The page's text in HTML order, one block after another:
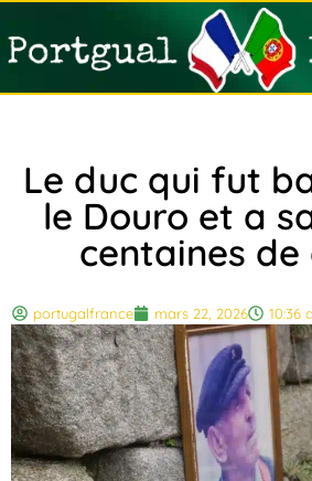
Le duc qui fut
le Douro et a
centaines de
portugalfrance mars 22, 2026 10:36